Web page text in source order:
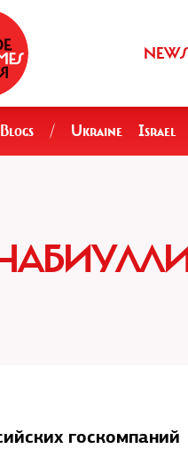
NEWS
Blogs / Ukraine Israel
госкомпаний